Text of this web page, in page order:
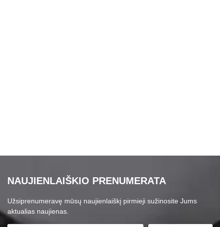
NAUJIENLAIŠKIO PRENUMERATA
Užsiprenumeravę mūsų naujienlaiškį pirmieji sužinosite Jums
aktualias naujienas.